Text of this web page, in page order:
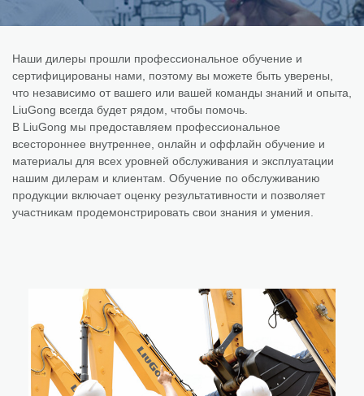
Наши дилеры прошли профессиональное обучение и
сертифицированы нами, поэтому вы можете быть уверены,
что независимо от вашего или вашей команды знаний и опыта,
LiuGong всегда будет рядом, чтобы помочь.
В LiuGong мы предоставляем профессиональное
всестороннее внутреннее, онлайн и оффлайн обучение и
материалы для всех уровней обслуживания и эксплуатации
нашим дилерам и клиентам. Обучение по обслуживанию
продукции включает оценку результативности и позволяет
участникам продемонстрировать свои знания и умения.